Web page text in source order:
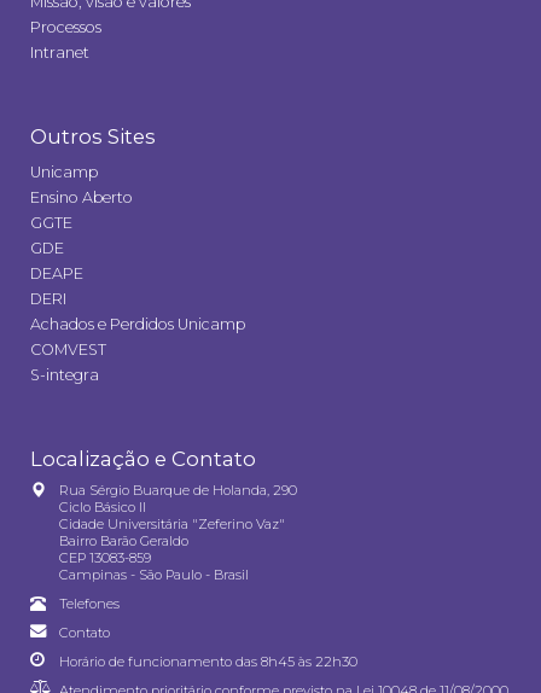
Processos
Intranet
Outros Sites
Unicamp
Ensino Aberto
GGTE
GDE
DEAPE
DERI
Achados e Perdidos Unicamp
COMVEST
S-integra
Localização e Contato
Rua Sérgio Buarque de Holanda, 290
Ciclo Básico II
Cidade Universitária "Zeferino Vaz"
Bairro Barão Geraldo
CEP 13083-859
Campinas - São Paulo - Brasil
Telefones
Contato
Horário de funcionamento das 8h45 às 22h30